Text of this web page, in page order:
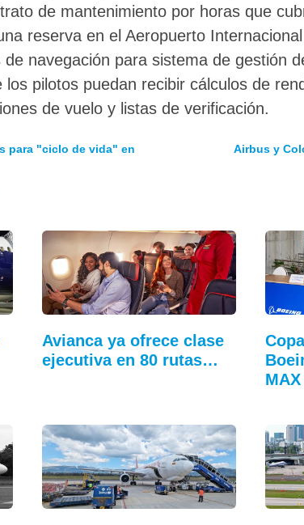
de mantenimiento por horas que
reserva en el Aeropuerto
navegación para sistema de gestión
los pilotos puedan recibir cálculos de
de vuelo y listas de verificación.
para "ciclo de vida" en
Airbus y
Avianca ya ofrece clase
ejecutiva en 80 rutas…